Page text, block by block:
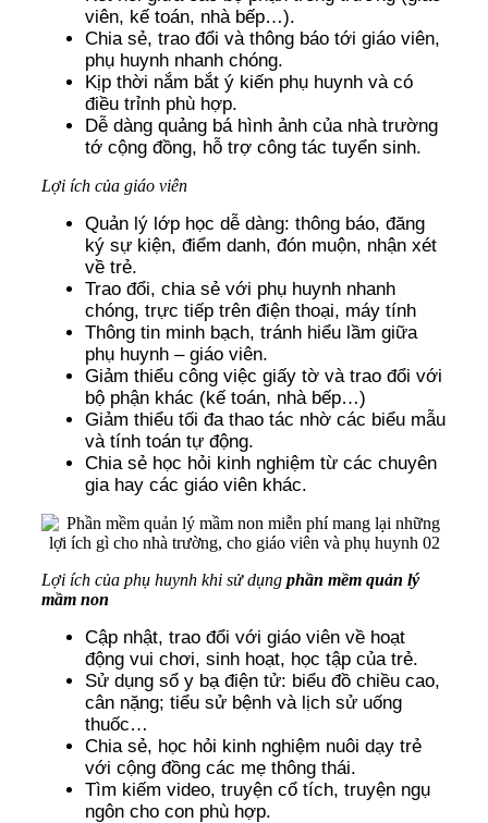
viên, kế toán, nhà bếp…).
Chia sẻ, trao đổi và thông báo tới giáo viên,
phụ huynh nhanh chóng.
Kịp thời nắm bắt ý kiến phụ huynh và có
điều trỉnh phù hợp.
Dễ dàng quảng bá hình ảnh của nhà trường
tớ cộng đồng, hỗ trợ công tác tuyển sinh.
Lợi ích của giáo viên
Quản lý lớp học dễ dàng: thông báo, đăng
ký sự kiện, điểm danh, đón muộn, nhận xét
về trẻ.
Trao đổi, chia sẻ với phụ huynh nhanh
chóng, trực tiếp trên điện thoại, máy tính
Thông tin minh bạch, tránh hiểu lầm giữa
phụ huynh – giáo viên.
Giảm thiểu công việc giấy tờ và trao đổi với
bộ phận khác (kế toán, nhà bếp…)
Giảm thiểu tối đa thao tác nhờ các biểu mẫu
và tính toán tự động.
Chia sẻ học hỏi kinh nghiệm từ các chuyên
gia hay các giáo viên khác.
Lợi ích của phụ huynh khi sử dụng phần mềm quản lý
mầm non
Cập nhật, trao đổi với giáo viên về hoạt
động vui chơi, sinh hoạt, học tập của trẻ.
Sử dụng sổ y bạ điện tử: biểu đồ chiều cao,
cân nặng; tiểu sử bệnh và lịch sử uống
thuốc…
Chia sẻ, học hỏi kinh nghiệm nuôi dạy trẻ
với cộng đồng các mẹ thông thái.
Tìm kiếm video, truyện cổ tích, truyện ngụ
ngôn cho con phù hợp.